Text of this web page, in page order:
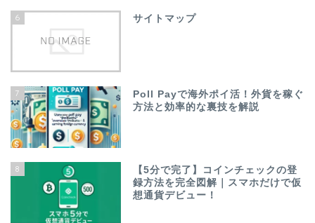
6 サイトマップ
7
Poll Payで海外ポイ活！外貨を稼ぐ
方法と効率的な裏技を解説
8
【5分で完了】コインチェックの登
録方法を完全図解｜スマホだけで仮
想通貨デビュー！